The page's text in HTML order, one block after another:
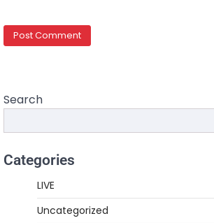
Search
Categories
LIVE
Uncategorized